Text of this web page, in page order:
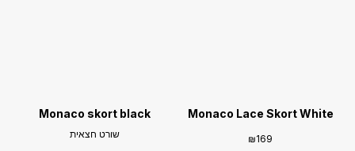
Monaco skort black
שורט חצאית
Monaco Lace Skort White
₪169